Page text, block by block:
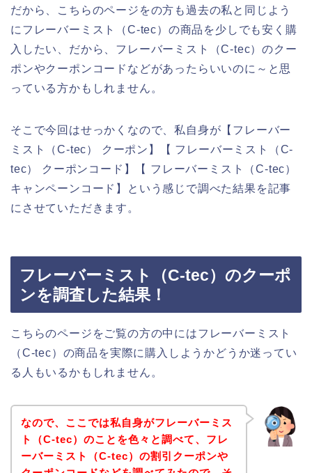
だから、こちらのページをの方も過去の私と同じよう
にフレーバーミスト（C-tec）の商品を少しでも安く購
入したい、だから、フレーバーミスト（C-tec）のクー
ポンやクーポンコードなどがあったらいいのに～と思
っている方かもしれません。
そこで今回はせっかくなので、私自身が【フレーバー
ミスト（C-tec） クーポン】【 フレーバーミスト（C-
tec） クーポンコード】【 フレーバーミスト（C-tec）
キャンペーンコード】という感じで調べた結果を記事
にさせていただきます。
フレーバーミスト（C-tec）のクーポ
ンを調査した結果！
こちらのページをご覧の方の中にはフレーバーミスト
（C-tec）の商品を実際に購入しようかどうか迷ってい
る人もいるかもしれません。
なので、ここでは私自身がフレーバーミス
ト（C-tec）のことを色々と調べて、フレ
ーバーミスト（C-tec）の割引クーポンや